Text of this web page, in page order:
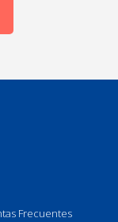
Frecuentes